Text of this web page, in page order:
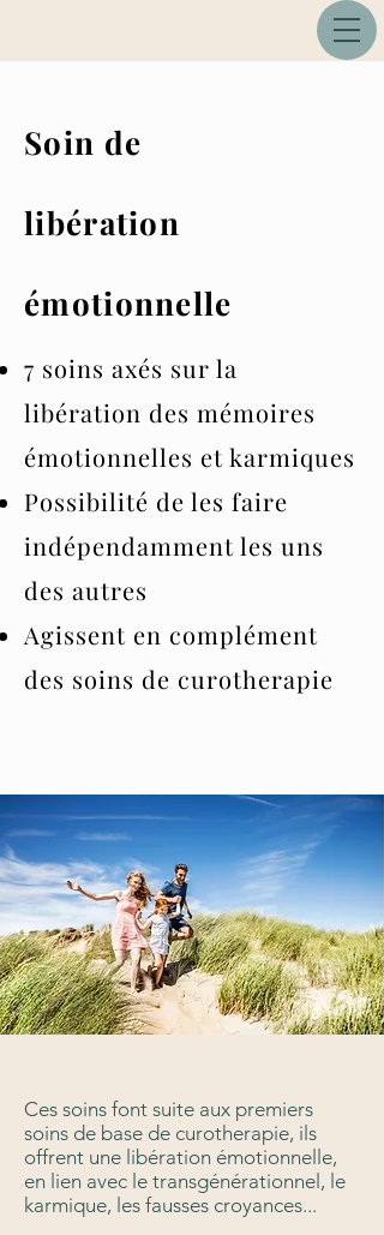
Soin de
libération
émotionnelle
7 soins axés sur la
libération des mémoires
émotionnelles et karmiques
Possibilité de les faire
indépendamment les uns
des autres
Agissent en complément
des soins de curotherapie
Ces soins font suite aux premiers
soins de base de curotherapie, ils
offrent une libération émotionnelle,
en lien avec le transgénérationnel, le
karmique, les fausses croyances...